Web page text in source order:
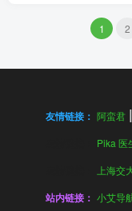
1 2
友情链接： 阿蛮君
Pika 医
上海交
站内链接： 小艾导